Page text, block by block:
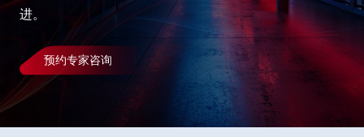
进。
预约专家咨询